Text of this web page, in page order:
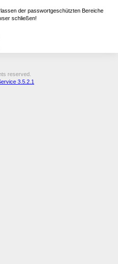
der passwortgeschützten Bereiche
schließen!
reserved.
3.5.2.1